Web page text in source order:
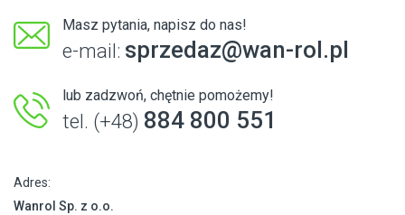
Masz pytania, napisz do nas!
e-mail: sprzedaz@wan-rol.pl
lub zadzwoń, chętnie pomożemy!
tel. (+48) 884 800 551
Adres:
Wanrol Sp. z o.o.